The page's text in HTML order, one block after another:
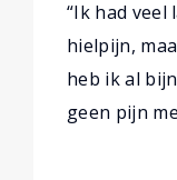
“Ik had veel
hielpijn,
heb ik al
geen pijn